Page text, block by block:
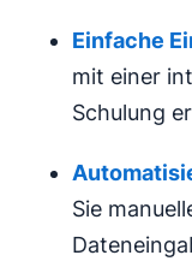
Einfache
mit einer
Schulung
Sie